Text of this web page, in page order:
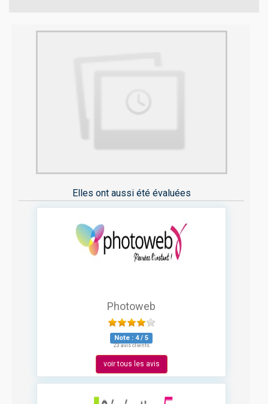
Elles ont aussi été évaluées
Photoweb
Note : 4/ 5
23 avis clients
voir tous les avis